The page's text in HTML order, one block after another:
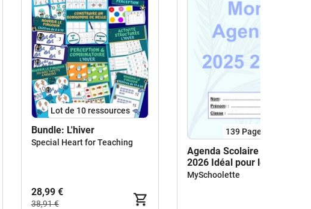
Lot de 10 ressources
Bundle: L'hiver
Special Heart for Teaching
28,99 €
38,91 €
139 Pages
Agenda Scolaire 2025
2026 Idéal pour les
Enfants Dys
MySchoolette